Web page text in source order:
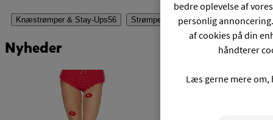
Knæstrømper & Stay-Ups56 Strømpebukser65 Strømpebukser
Nyheder
bedre oplevelse af
personlig
af cookies på din
håndterer
Læs gerne mere